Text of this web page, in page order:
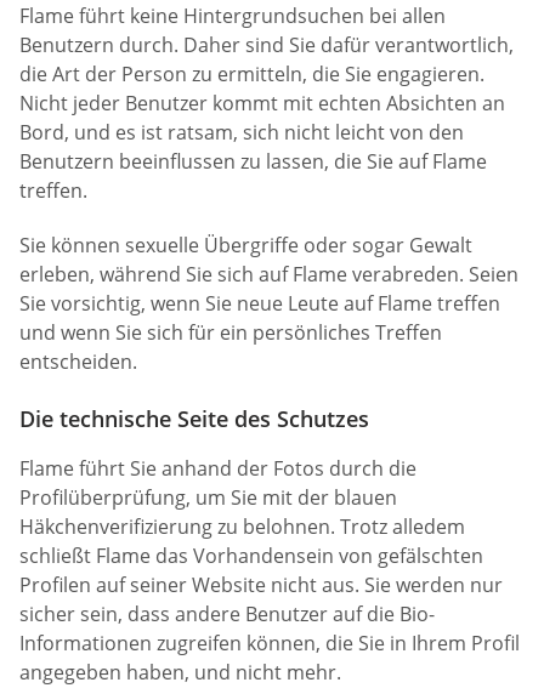
Flame führt keine Hintergrundsuchen bei allen
Benutzern durch. Daher sind Sie dafür verantwortlich,
die Art der Person zu ermitteln, die Sie engagieren.
Nicht jeder Benutzer kommt mit echten Absichten an
Bord, und es ist ratsam, sich nicht leicht von den
Benutzern beeinflussen zu lassen, die Sie auf Flame
treffen.
Sie können sexuelle Übergriffe oder sogar Gewalt
erleben, während Sie sich auf Flame verabreden. Seien
Sie vorsichtig, wenn Sie neue Leute auf Flame treffen
und wenn Sie sich für ein persönliches Treffen
entscheiden.
Die technische Seite des Schutzes
Flame führt Sie anhand der Fotos durch die
Profilüberprüfung, um Sie mit der blauen
Häkchenverifizierung zu belohnen. Trotz alledem
schließt Flame das Vorhandensein von gefälschten
Profilen auf seiner Website nicht aus. Sie werden nur
sicher sein, dass andere Benutzer auf die Bio-
Informationen zugreifen können, die Sie in Ihrem Profil
angegeben haben, und nicht mehr.